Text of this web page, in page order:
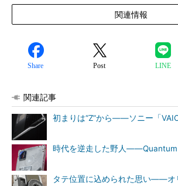
関連情報
Share Post LINE
関連記事
初まりは“Z”から――ソニー「VAIO
時代を逆走した野人――Quantum
タテ位置に込められた思い――オ